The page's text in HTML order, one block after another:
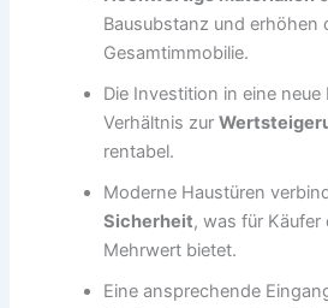
Bausubstanz und erhöhen
Gesamtimmobilie.
Die Investition in eine neue
Verhältnis zur
rentabel.
Moderne Haustüren
Sicherheit, was für
Mehrwert bietet.
Eine ansprechende